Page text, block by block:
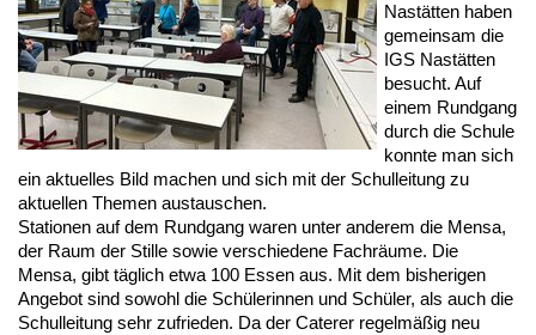
Nastätten haben
gemeinsam die
IGS Nastätten
besucht. Auf
einem Rundgang
durch die Schule
konnte man sich
ein aktuelles Bild machen und sich mit der Schulleitung zu
aktuellen Themen austauschen.
Stationen auf dem Rundgang waren unter anderem die Mensa,
der Raum der Stille sowie verschiedene Fachräume. Die
Mensa, gibt täglich etwa 100 Essen aus. Mit dem bisherigen
Angebot sind sowohl die Schülerinnen und Schüler, als auch die
Schulleitung sehr zufrieden. Da der Caterer regelmäßig neu